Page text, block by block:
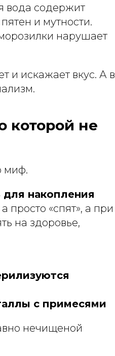
вода содержит
и мутности.
нарушает
и искажает вкус. А в
которой не
миф.
для накопления
просто «спят», а при
на здоровье,
с примесями
нечищеной